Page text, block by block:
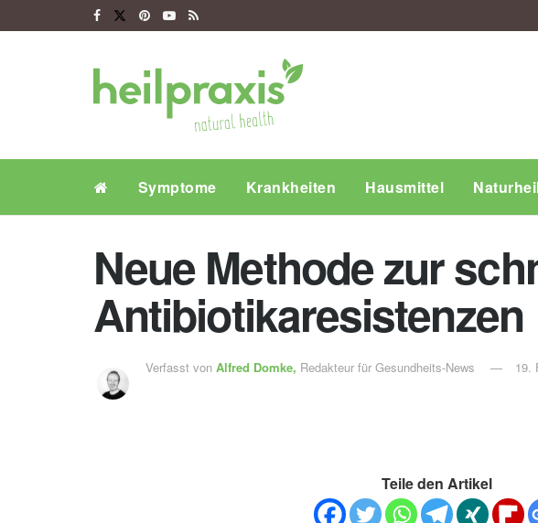
Symptome Krankheiten Hausmittel
Neue Methode zur
Antibiotikaresistenzen
Verfasst von Alfred Domke, Redakteur für Gesundheits-News 19.
Teile den Artikel